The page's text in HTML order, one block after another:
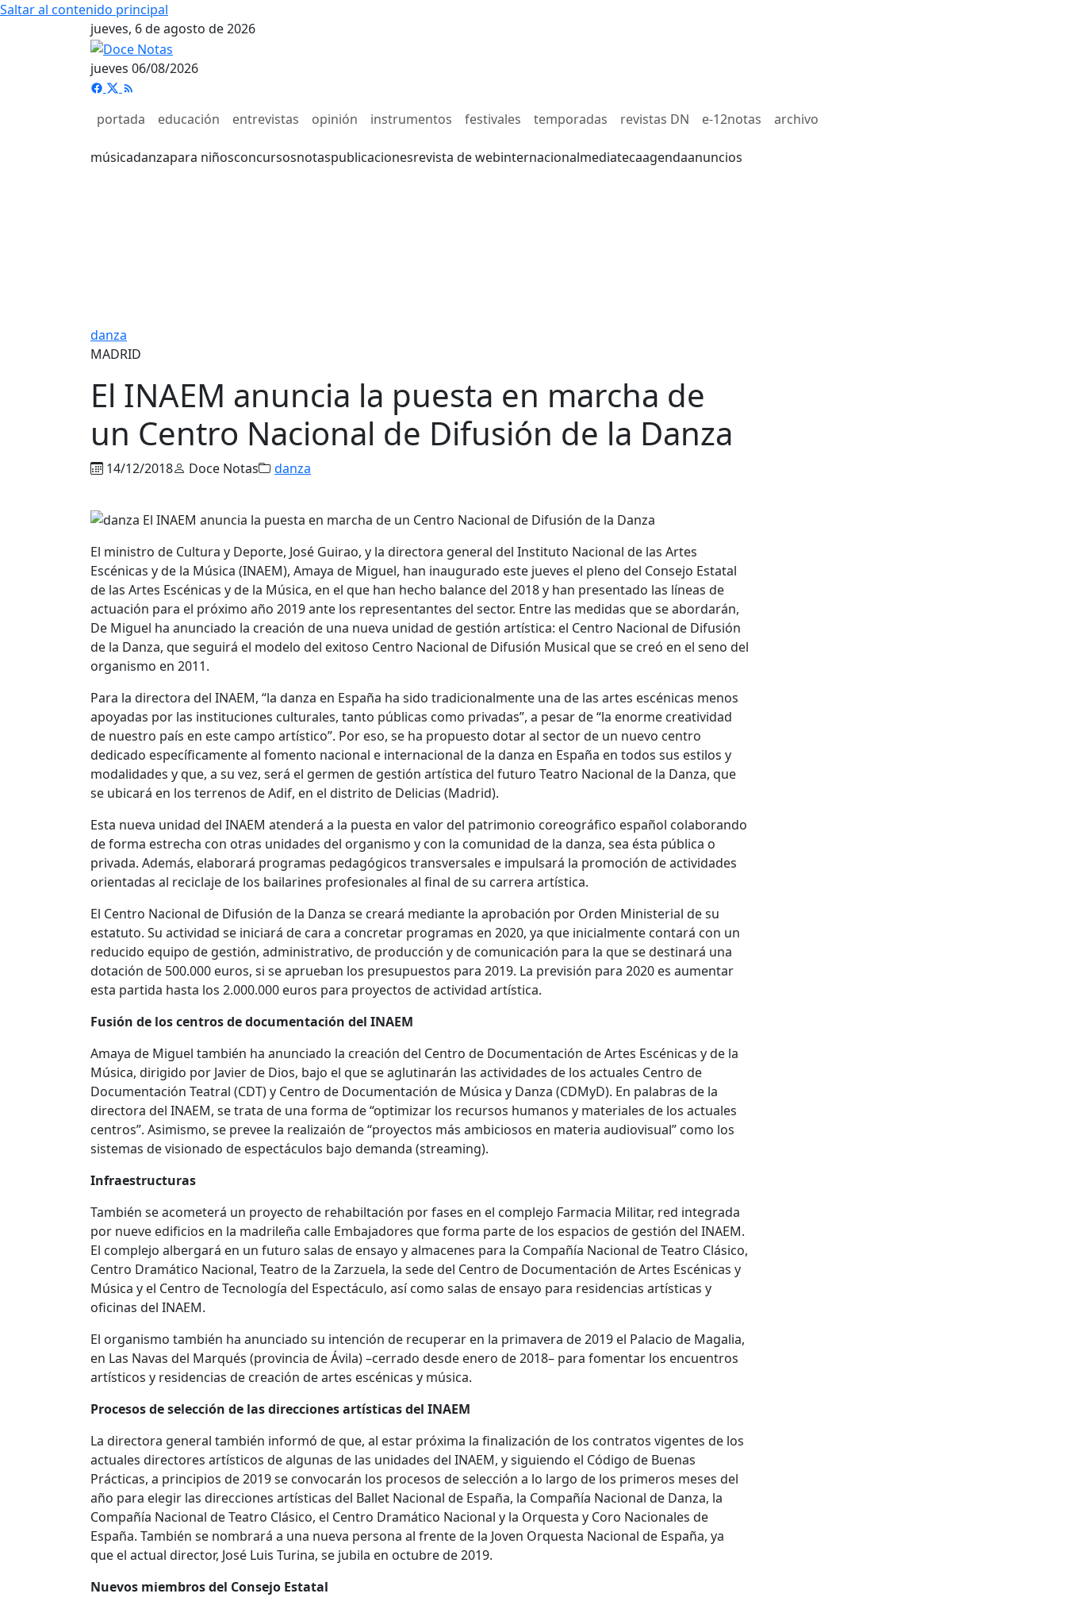
Saltar al contenido principal
jueves, 6 de agosto de 2026
jueves 06/08/2026
portada educación entrevistas opinión instrumentos festivales temporadas revistas DN e-12notas archivo
músicadanzapara niñosconcursosnotaspublicacionesrevista de webinternacionalmediatecaagendaanuncios
danza
MADRID
El INAEM anuncia la puesta en marcha de
un Centro Nacional de Difusión de la Danza
14/12/2018 Doce Notas danza
El ministro de Cultura y Deporte, José Guirao, y la directora general del Instituto Nacional de las Artes
Escénicas y de la Música (INAEM), Amaya de Miguel, han inaugurado este jueves el pleno del Consejo Estatal
de las Artes Escénicas y de la Música, en el que han hecho balance del 2018 y han presentado las líneas de
actuación para el próximo año 2019 ante los representantes del sector. Entre las medidas que se abordarán,
De Miguel ha anunciado la creación de una nueva unidad de gestión artística: el Centro Nacional de Difusión
de la Danza, que seguirá el modelo del exitoso Centro Nacional de Difusión Musical que se creó en el seno del
organismo en 2011.
Para la directora del INAEM, “la danza en España ha sido tradicionalmente una de las artes escénicas menos
apoyadas por las instituciones culturales, tanto públicas como privadas”, a pesar de “la enorme creatividad
de nuestro país en este campo artístico”. Por eso, se ha propuesto dotar al sector de un nuevo centro
dedicado específicamente al fomento nacional e internacional de la danza en España en todos sus estilos y
modalidades y que, a su vez, será el germen de gestión artística del futuro Teatro Nacional de la Danza, que
se ubicará en los terrenos de Adif, en el distrito de Delicias (Madrid).
Esta nueva unidad del INAEM atenderá a la puesta en valor del patrimonio coreográfico español colaborando
de forma estrecha con otras unidades del organismo y con la comunidad de la danza, sea ésta pública o
privada. Además, elaborará programas pedagógicos transversales e impulsará la promoción de actividades
orientadas al reciclaje de los bailarines profesionales al final de su carrera artística.
El Centro Nacional de Difusión de la Danza se creará mediante la aprobación por Orden Ministerial de su
estatuto. Su actividad se iniciará de cara a concretar programas en 2020, ya que inicialmente contará con un
reducido equipo de gestión, administrativo, de producción y de comunicación para la que se destinará una
dotación de 500.000 euros, si se aprueban los presupuestos para 2019. La previsión para 2020 es aumentar
esta partida hasta los 2.000.000 euros para proyectos de actividad artística.
Fusión de los centros de documentación del INAEM
Amaya de Miguel también ha anunciado la creación del Centro de Documentación de Artes Escénicas y de la
Música, dirigido por Javier de Dios, bajo el que se aglutinarán las actividades de los actuales Centro de
Documentación Teatral (CDT) y Centro de Documentación de Música y Danza (CDMyD). En palabras de la
directora del INAEM, se trata de una forma de “optimizar los recursos humanos y materiales de los actuales
centros”. Asimismo, se prevee la realizaión de “proyectos más ambiciosos en materia audiovisual” como los
sistemas de visionado de espectáculos bajo demanda (streaming).
Infraestructuras
También se acometerá un proyecto de rehabiltación por fases en el complejo Farmacia Militar, red integrada
por nueve edificios en la madrileña calle Embajadores que forma parte de los espacios de gestión del INAEM.
El complejo albergará en un futuro salas de ensayo y almacenes para la Compañía Nacional de Teatro Clásico,
Centro Dramático Nacional, Teatro de la Zarzuela, la sede del Centro de Documentación de Artes Escénicas y
Música y el Centro de Tecnología del Espectáculo, así como salas de ensayo para residencias artísticas y
oficinas del INAEM.
El organismo también ha anunciado su intención de recuperar en la primavera de 2019 el Palacio de Magalia,
en Las Navas del Marqués (provincia de Ávila) –cerrado desde enero de 2018– para fomentar los encuentros
artísticos y residencias de creación de artes escénicas y música.
Procesos de selección de las direcciones artísticas del INAEM
La directora general también informó de que, al estar próxima la finalización de los contratos vigentes de los
actuales directores artísticos de algunas de las unidades del INAEM, y siguiendo el Código de Buenas
Prácticas, a principios de 2019 se convocarán los procesos de selección a lo largo de los primeros meses del
año para elegir las direcciones artísticas del Ballet Nacional de España, la Compañía Nacional de Danza, la
Compañía Nacional de Teatro Clásico, el Centro Dramático Nacional y la Orquesta y Coro Nacionales de
España. También se nombrará a una nueva persona al frente de la Joven Orquesta Nacional de España, ya
que el actual director, José Luis Turina, se jubila en octubre de 2019.
Nuevos miembros del Consejo Estatal